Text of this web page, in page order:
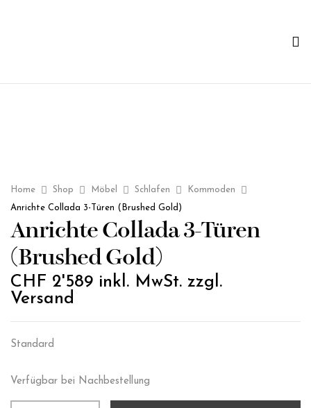
Home Shop Möbel Schlafen
Kommoden
Anrichte Collada 3-Türen (Brushed Gold)
Anrichte Collada 3-Türen
(Brushed Gold)
CHF 2'589 inkl. MwSt. zzgl.
Versand
Standard
Verfügbar bei Nachbestellung